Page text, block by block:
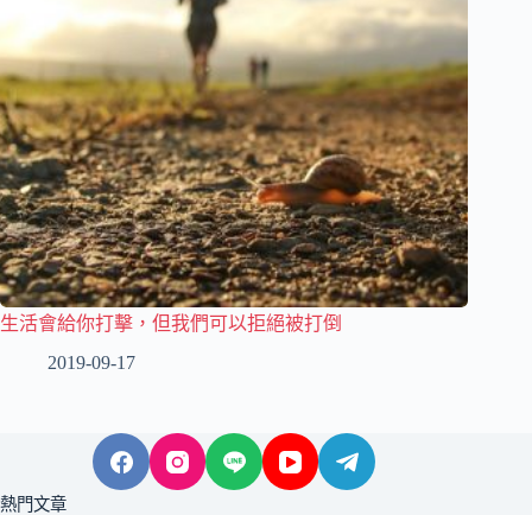
生活會給你打擊，但我們可以拒絕被打倒
2019-09-17
熱門文章